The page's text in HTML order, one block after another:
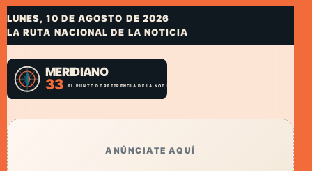
LUNES, 10 DE AGOSTO DE 2026
LA RUTA NACIONAL DE LA NOTICIA
ANÚNCIATE AQUÍ